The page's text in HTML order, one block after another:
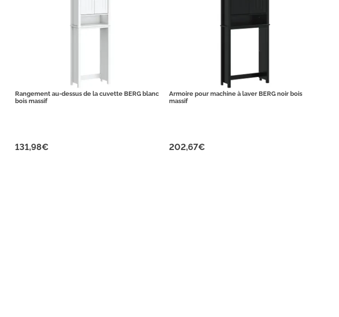
Rangement au-dessus de la cuvette BERG blanc
bois massif
131,98€
Armoire pour machine à laver BERG noir bois
massif
202,67€